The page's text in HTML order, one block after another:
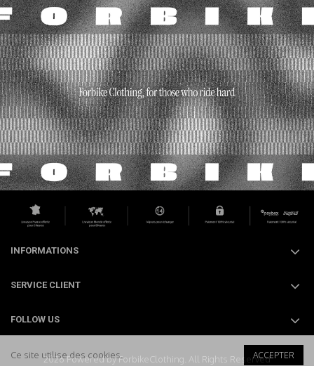
INFORMATIONS
SERVICE CLIENT
FOLLOW US
2026 Powered by ForbikeClothing. All Rights ReservedACCEPTER
Ce site utilise des cookies.